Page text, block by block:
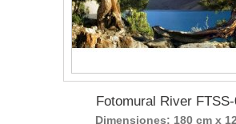
Fotomural River
Dimensiones: 180 cm x